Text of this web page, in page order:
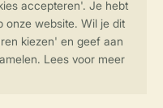
gegevens &